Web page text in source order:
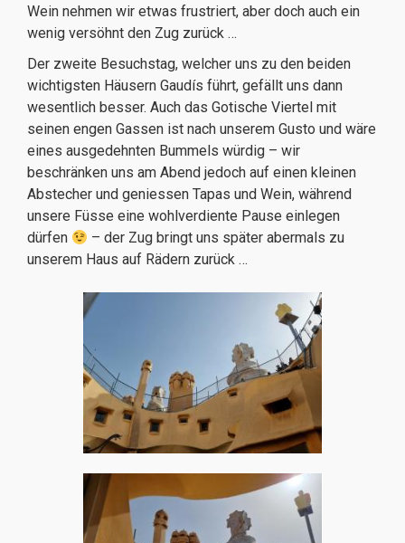
Wein nehmen wir etwas frustriert, aber doch auch ein
wenig versöhnt den Zug zurück …
Der zweite Besuchstag, welcher uns zu den beiden
wichtigsten Häusern Gaudís führt, gefällt uns dann
wesentlich besser. Auch das Gotische Viertel mit
seinen engen Gassen ist nach unserem Gusto und wäre
eines ausgedehnten Bummels würdig – wir
beschränken uns am Abend jedoch auf einen kleinen
Abstecher und geniessen Tapas und Wein, während
unsere Füsse eine wohlverdiente Pause einlegen
dürfen
– der Zug bringt uns später abermals zu
unserem Haus auf Rädern zurück …